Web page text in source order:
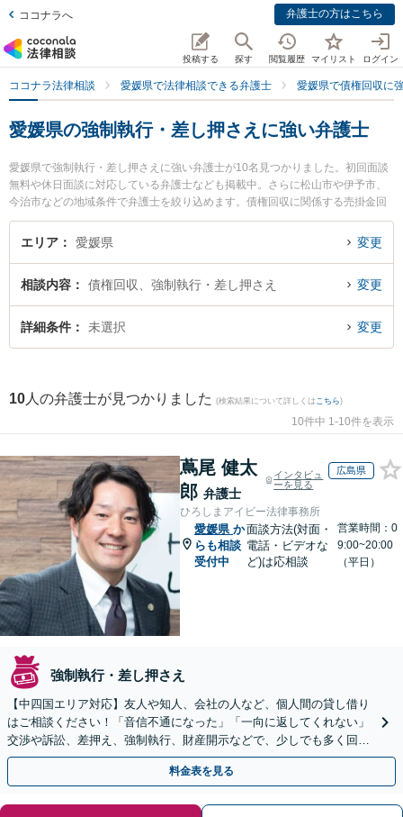
ココナラへ 弁護士の方はこちら
投稿する 探す 閲覧履歴 マイリスト ログイン
ココナラ法律相談 愛媛県で法律相談できる弁護士 愛媛県で債権回収に
愛媛県の強制執行・差し押さえに強い弁護士
愛媛県で強制執行・差し押さえに強い弁護士が10名見つかりました。初回面談
無料や休日面談に対応している弁護士なども掲載中。さらに松山市や伊予市、
今治市などの地域条件で弁護士を絞り込めます。債権回収に関係する売掛金回
収や債権回収代行、債権の時効中断等の細かな分野での絞り込み検索もでき便
利です。特に弁護士法人龍鳳法律事務所の石山 龍鳳弁護士やきぼう綜合法律事
した強制執行・差し押さえのトラブルを今すぐに弁護士に相談したい』『強制
執行・差し押さえのトラブル解決の実績豊富な近くの弁護士を検索したい』
『初回相談無料で強制執行・差し押さえを法律相談できる愛媛県内の弁護士に
エリア 愛媛県 変更
相談内容 債権回収、強制執行・差し押さえ 変更
詳細条件 未選択 変更
10 人の弁護士が見つかりました (検索結果について詳しくは こちら)
10件中 1-10件を表示
蔦尾 健太
郎 弁護士
インタビュ
ーを見る
広島県
ひろしまアイビー法律事務所
愛媛県 か
らも相談
受付中
面談方法(対面・
電話・ビデオな
ど)は応相談
営業時間：0
9:00~20:00
（平日）
強制執行・差し押さえ
【中四国エリア対応】友人や知人、会社の人など、個人間の貸し借り
はご相談ください！「音信不通になった」「一向に返してくれない」
交渉や訴訟、差押え、強制執行、財産開示などで、少しでも多く回収
できるよう尽力【休日・夜間対応】【弁護士歴15年以上】
料金表を見る